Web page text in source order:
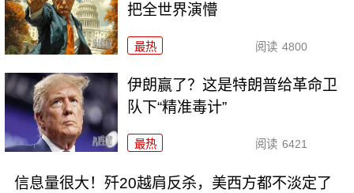
把全世界演懵
最热 阅读 4800
伊朗赢了？这是特朗普给革命卫
队下“精准毒计”
最热 阅读 6421
信息量很大！歼20越肩反杀，美西方都不淡定了